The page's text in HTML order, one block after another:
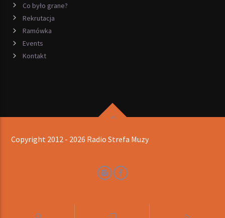
Co było grane?
Rekrutacja
Ramówka
Events
Kontakt
Copyright 2012 - 2026 Radio Strefa Muzy